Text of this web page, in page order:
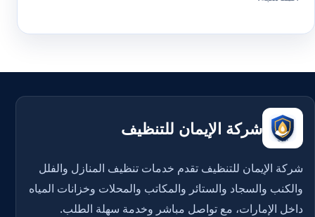
شركة الإيمان للتنظيف
شركة الإيمان للتنظيف تقدم خدمات تنظيف المنازل والفلل
والكنب والسجاد والستائر والمكاتب والمحلات وخزانات المياه
داخل الإمارات، مع تواصل مباشر وخدمة سهلة الطلب.